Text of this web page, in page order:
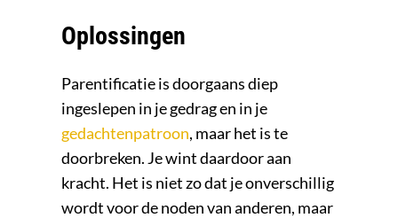
Oplossingen
Parentificatie is doorgaans diep
ingeslepen in je gedrag en in je
gedachtenpatroon, maar het is te
doorbreken. Je wint daardoor aan
kracht. Het is niet zo dat je onverschillig
wordt voor de noden van anderen, maar